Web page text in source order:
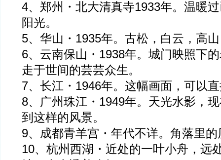
4、郑州・北大清真寺1933年。温暖
阳光。
5、华山・1935年。古松，白云，高
6、云南保山・1938年。城门映照下
走于世间的芸芸众生。
7、长江・1946年。这幅画面，可以
8、广州珠江・1949年。天光水影，
到这样的风景。
9、成都青羊宫・年代不详。角落里的
10、杭州西湖・近处的一叶小舟，远